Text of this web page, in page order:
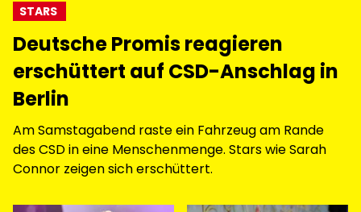
STARS
Deutsche Promis reagieren
erschüttert auf CSD-Anschlag in
Berlin
Am Samstagabend raste ein Fahrzeug am Rande
des CSD in eine Menschenmenge. Stars wie Sarah
Connor zeigen sich erschüttert.